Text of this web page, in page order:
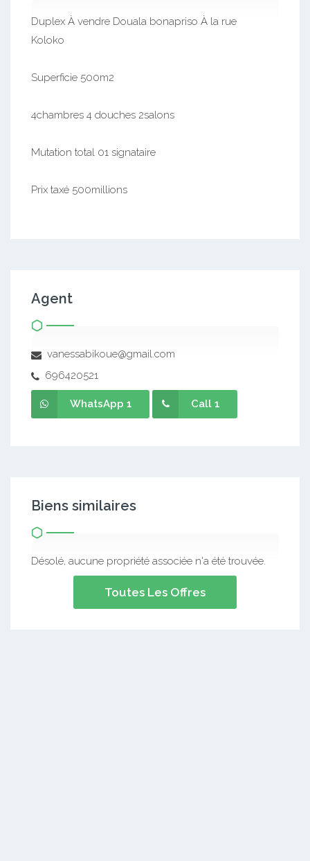
Duplex À vendre Douala bonapriso À la rue
Koloko
Superficie 500m2
4chambres 4 douches 2salons
Mutation total 01 signataire
Prix taxé 500millions
Agent
vanessabikoue@gmail.com
696420521
WhatsApp 1 Call 1
Biens similaires
Désolé, aucune propriété associée n'a été trouvée.
Toutes Les Offres